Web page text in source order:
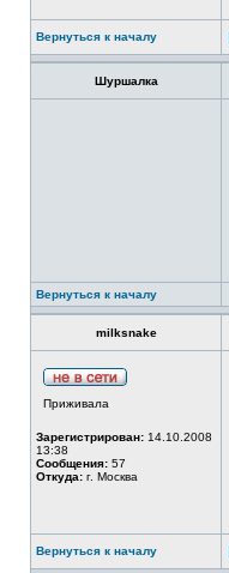
Вернуться к началу
Шуршалка
Вернуться к началу
milksnake
Приживала
Зарегистрирован: 14.10.2008
13:38
Сообщения: 57
Откуда: г. Москва
Вернуться к началу